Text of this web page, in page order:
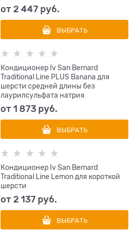
от2 447 руб.
ВЫБРАТЬ
Кондиционер Iv San Bernard
Traditional Line PLUS Banana для
шерсти средней длины без
лаурилсульфата натрия
от1 873 руб.
ВЫБРАТЬ
Кондиционер Iv San Bernard
Traditional Line Lemon для короткой
шерсти
от2 137 руб.
ВЫБРАТЬ